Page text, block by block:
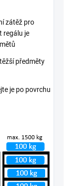
zátěž pro
regálu je
předměty
je po povrchu